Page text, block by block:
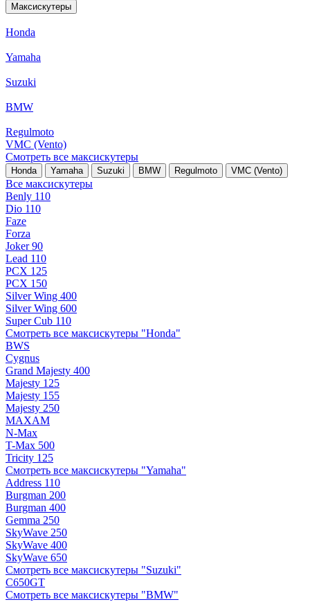
Максискутеры
Honda
Yamaha
Suzuki
BMW
Regulmoto
VMC (Vento)
Смотреть все максискутеры
Honda Yamaha Suzuki BMW Regulmoto VMC (Vento)
Все максискутеры
Benly 110
Dio 110
Faze
Forza
Joker 90
Lead 110
PCX 125
PCX 150
Silver Wing 400
Silver Wing 600
Super Cub 110
Смотреть все максискутеры "Honda"
BWS
Cygnus
Grand Majesty 400
Majesty 125
Majesty 155
Majesty 250
MAXAM
N-Max
T-Max 500
Tricity 125
Смотреть все максискутеры "Yamaha"
Address 110
Burgman 200
Burgman 400
Gemma 250
SkyWave 250
SkyWave 400
SkyWave 650
Смотреть все максискутеры "Suzuki"
C650GT
Смотреть все максискутеры "BMW"